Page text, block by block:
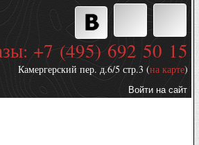
+7 (495) 692 50 15
Камергерский пер. д.6/5 стр.3 (на карте)
Дополнительные
Войти на сайт